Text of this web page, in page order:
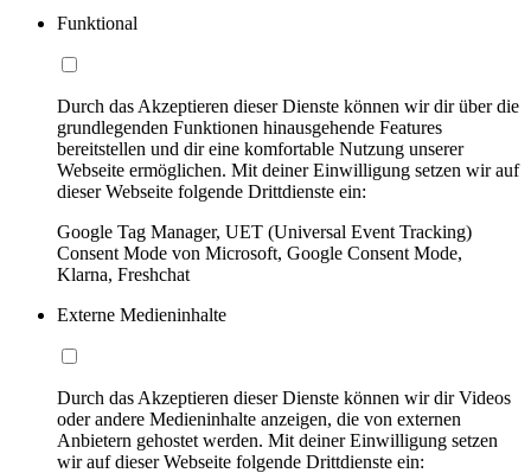
Funktional
Durch das Akzeptieren dieser Dienste können wir dir über die
grundlegenden Funktionen hinausgehende Features
bereitstellen und dir eine komfortable Nutzung unserer
Webseite ermöglichen. Mit deiner Einwilligung setzen wir auf
dieser Webseite folgende Drittdienste ein:
Google Tag Manager, UET (Universal Event Tracking)
Consent Mode von Microsoft, Google Consent Mode,
Klarna, Freshchat
Externe Medieninhalte
Durch das Akzeptieren dieser Dienste können wir dir Videos
oder andere Medieninhalte anzeigen, die von externen
Anbietern gehostet werden. Mit deiner Einwilligung setzen
wir auf dieser Webseite folgende Drittdienste ein: